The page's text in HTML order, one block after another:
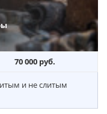
70 000 руб.
и не слитым